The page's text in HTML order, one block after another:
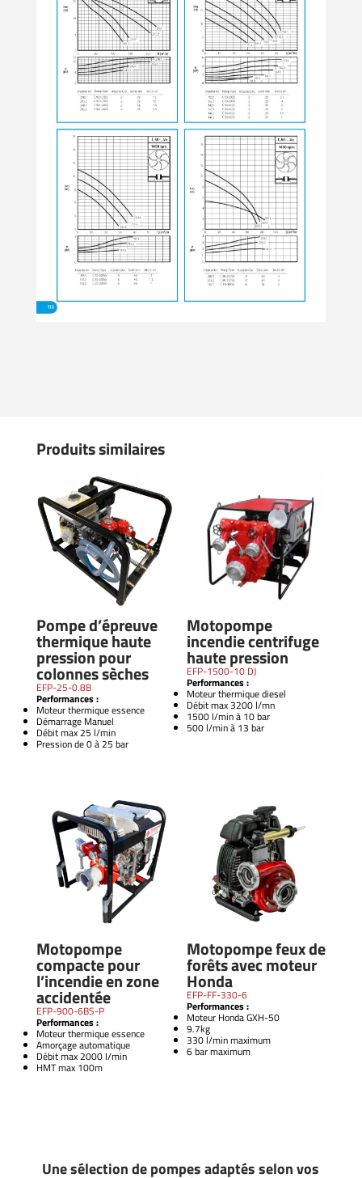
Produits similaires
Pompe d’épreuve
thermique haute
pression pour
colonnes sèches
EFP-25-0.8B
Performances :
Moteur thermique essence
Démarrage Manuel
Débit max 25 l/min
Pression de 0 à 25 bar
Motopompe
incendie centrifuge
haute pression
EFP-1500-10 DJ
Performances :
Moteur thermique diesel
Débit max 3200 l/mn
1500 l/min à 10 bar
500 l/min à 13 bar
Motopompe
compacte pour
l’incendie en zone
accidentée
EFP-900-6BS-P
Performances :
Moteur thermique essence
Amorçage automatique
Débit max 2000 l/min
HMT max 100m
Motopompe feux de
forêts avec moteur
Honda
EFP-FF-330-6
Performances :
Moteur Honda GXH-50
9.7kg
330 l/min maximum
6 bar maximum
Une sélection de pompes adaptés selon vos